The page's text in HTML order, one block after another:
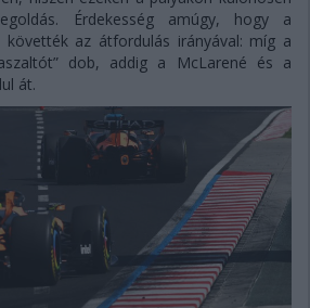
Érdekesség amúgy, hogy a
az átfordulás irányával: míg a
dob, addig a McLarené és a
át.